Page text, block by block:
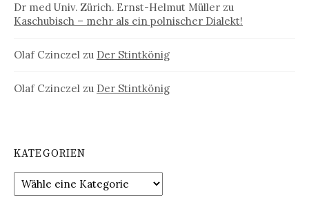
Dr med Univ. Zürich. Ernst-Helmut Müller zu
Kaschubisch – mehr als ein polnischer Dialekt!
Olaf Czinczel zu Der Stintkönig
Olaf Czinczel zu Der Stintkönig
KATEGORIEN